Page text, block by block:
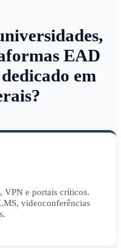
EAD
em
VPN e portais críticos.
videoconferências